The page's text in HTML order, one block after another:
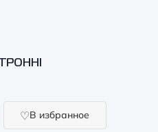
В избранное